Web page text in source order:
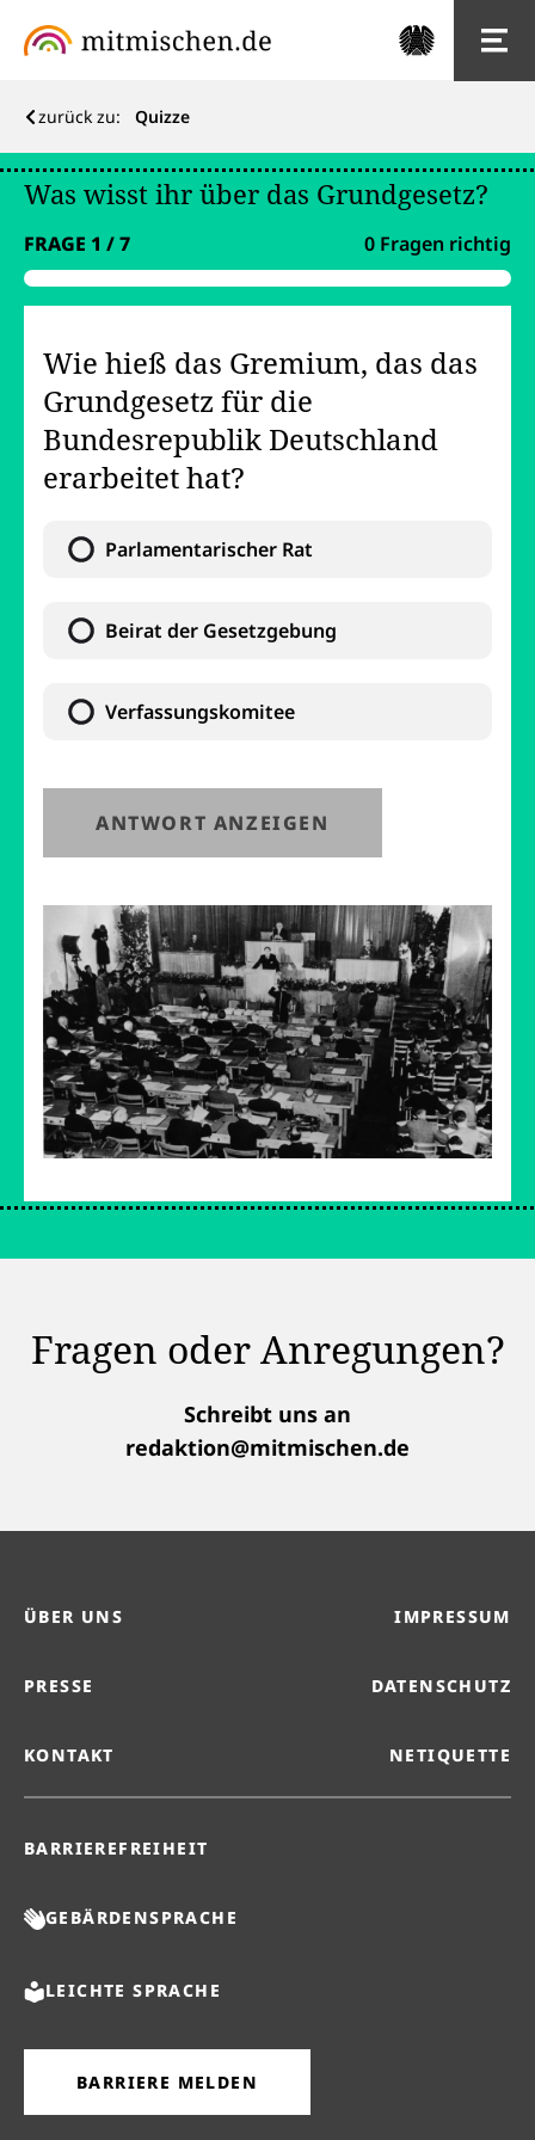
zurück zu: Quizze
Zur Teilnahme an unserem Gewinnspiel beantworte alle
Was wisst ihr über das Grundgesetz?
FRAGE 1 /7 0 Fragen richtig
Wie hieß das Gremium, das das
Grundgesetz für die
Bundesrepublik Deutschland
erarbeitet hat?
Parlamentarischer Rat
Beirat der Gesetzgebung
Verfassungskomitee
ANTWORT ANZEIGEN
Fragen oder Anregungen?
Schreibt uns an
redaktion@mitmischen.de
ÜBER UNS IMPRESSUM
PRESSE DATENSCHUTZ
KONTAKT NETIQUETTE
BARRIEREFREIHEIT
GEBÄRDENSPRACHE
LEICHTE SPRACHE
BARRIERE MELDEN